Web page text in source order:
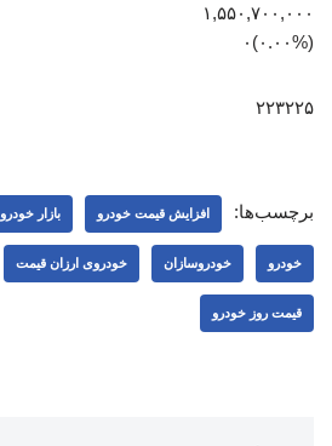
۱,۵۵۰,۷۰۰,۰۰۰
(۰.۰۰%)۰
۲۲۳۲۲۵
برچسب‌ها: افزایش قیمت خودرو بازار خودرو
خودرو خودروسازان خودروی ارزان قیمت
قیمت روز خودرو